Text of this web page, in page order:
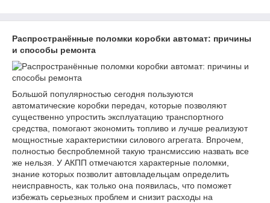
Распространённые поломки коробки автомат: причины
и способы ремонта
Большой популярностью сегодня пользуются
автоматические коробки передач, которые позволяют
существенно упростить эксплуатацию транспортного
средства, помогают экономить топливо и лучше реализуют
мощностные характеристики силового агрегата. Впрочем,
полностью беспроблемной такую трансмиссию назвать все
же нельзя. У АКПП отмечаются характерные поломки,
знание которых позволит автовладельцам определить
неисправность, как только она появилась, что поможет
избежать серьезных проблем и снизит расходы на